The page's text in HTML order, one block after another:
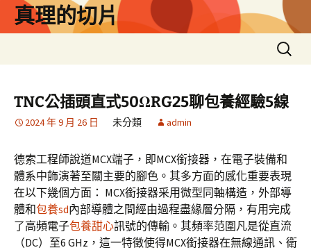
真理的切片
搜
尋
鍵
字:
TNC公插頭直式50ΩRG25聊包養經驗5線
2024 年 9 月 26 日 未分類 admin
德索工程師說道MCX端子，即MCX銜接器，在電子裝備和
體系中飾演著至關主要的腳色。其多方面的感化重要表現
在以下幾個方面： MCX銜接器采用微型同軸構造，外部導
體和包養sd內部導體之間經由過程盡緣層分隔，有用完成
了高頻電子包養甜心訊號的傳輸。其頻率范圍凡是從直流
（DC）至6 GHz，這一特徵使得MCX銜接器在無線通訊、衛